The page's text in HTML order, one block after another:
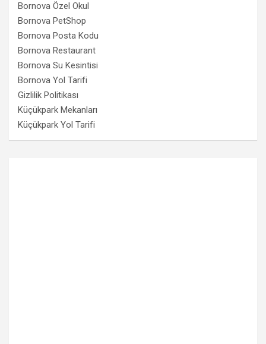
Bornova Özel Okul
Bornova PetShop
Bornova Posta Kodu
Bornova Restaurant
Bornova Su Kesintisi
Bornova Yol Tarifi
Gizlilik Politikası
Küçükpark Mekanları
Küçükpark Yol Tarifi